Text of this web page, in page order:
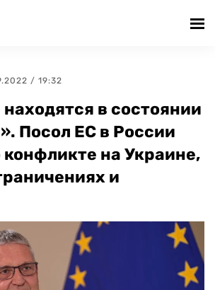
/ 19:32
в состоянии
Посол ЕС в России
на Украине,
и